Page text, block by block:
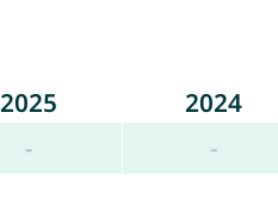
2025 2024
- -